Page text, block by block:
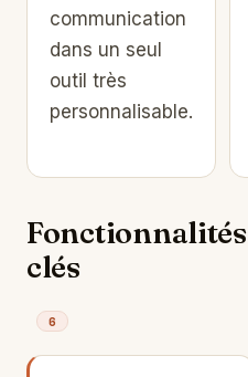
communication
dans un seul
outil très
personnalisable.
Fonctionnalités
clés
6